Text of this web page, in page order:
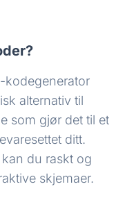
kodegenerator
alternativ til
som gjør det til et
ditt.
du raskt og
skjemaer.